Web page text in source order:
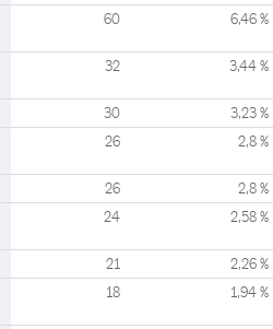
60 6,46 %
32 3,44 %
30 3,23 %
26 2,8 %
26 2,8 %
24 2,58 %
21 2,26 %
18 1,94 %